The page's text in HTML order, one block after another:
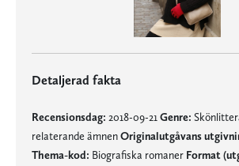
Detaljerad fakta
Recensionsdag: 2018-09-21 Genre:
relaterande ämnenOriginalutgåvans
Thema-kod: Biografiska romaner Format